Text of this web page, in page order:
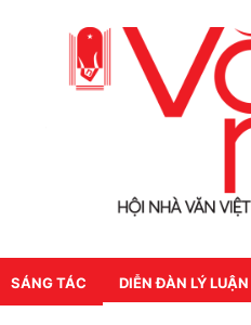
SÁNG TÁC DIỄN ĐÀN LÝ LUẬN